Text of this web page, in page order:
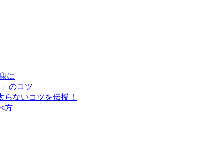
に
のコツ
ないコツを伝授！
方